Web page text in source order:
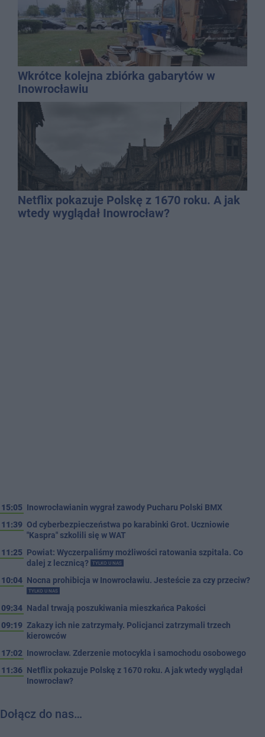
Wkrótce kolejna zbiórka gabarytów w
Inowrocławiu
Netflix pokazuje Polskę z 1670 roku. A jak
wtedy wyglądał Inowrocław?
15:05 Inowrocławianin wygrał zawody Pucharu Polski BMX
11:39 Od cyberbezpieczeństwa po karabinki Grot. Uczniowie
"Kaspra" szkolili się w WAT
11:25 Powiat: Wyczerpaliśmy możliwości ratowania szpitala. Co
dalej z lecznicą?
TYLKO U NAS
10:04 Nocna prohibicja w Inowrocławiu. Jesteście za czy przeciw?
TYLKO U NAS
09:34 Nadal trwają poszukiwania mieszkańca Pakości
09:19 Zakazy ich nie zatrzymały. Policjanci zatrzymali trzech
kierowców
17:02 Inowrocław. Zderzenie motocykla i samochodu osobowego
11:36 Netflix pokazuje Polskę z 1670 roku. A jak wtedy wyglądał
Inowrocław?
Dołącz do nas…